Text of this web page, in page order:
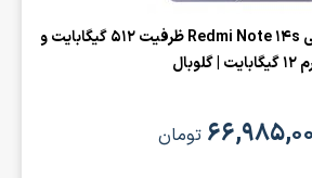
‌گوشی موبایل شیائومی Redmi Note 14s ظرفیت 512 گیگابایت و
| گلوبال
تومان